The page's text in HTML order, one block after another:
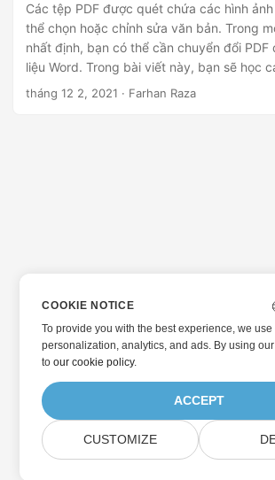
Các tệp PDF được quét chứa các hình
thể chọn hoặc chỉnh sửa văn bản. Trong
nhất định, bạn có thể cần chuyển đổi PDF
liệu Word. Trong bài viết này, bạn sẽ học
tài liệu PDF đã quét sang Word ở định dạng
tháng 12 2, 2021 · Farhan Raza
COOKIE NOTICE
To provide you with the best experience, we
personalization, analytics, and ads. By using
toour cookie policy.
ACCEPT
CUSTOMIZE